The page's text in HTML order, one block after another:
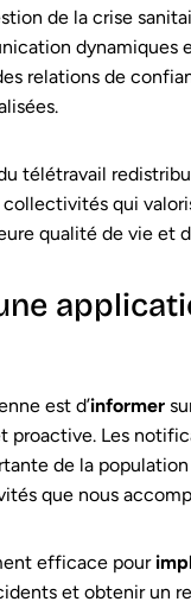
de la crise
relations de
télétravail
qui
qualité de vie et
est d’informer
proactive. Les
de la
que nous
efficace pour
et obtenir un